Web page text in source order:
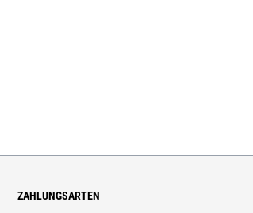
ZAHLUNGSARTEN